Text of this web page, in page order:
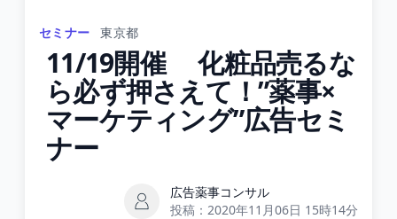
セミナー 東京都
11/19開催 化粧品売るな
ら必ず押さえて！”薬事×
マーケティング”広告セミ
ナー
広告薬事コンサル
投稿： 2020年11月06日 15時14分